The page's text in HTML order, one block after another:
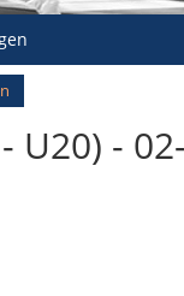
U20) -